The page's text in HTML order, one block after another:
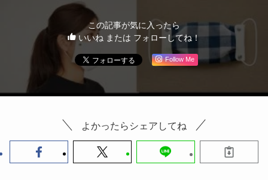
この記事が気に入ったら
いいね または フォローしてね！
Follow Me
よかったらシェアしてね